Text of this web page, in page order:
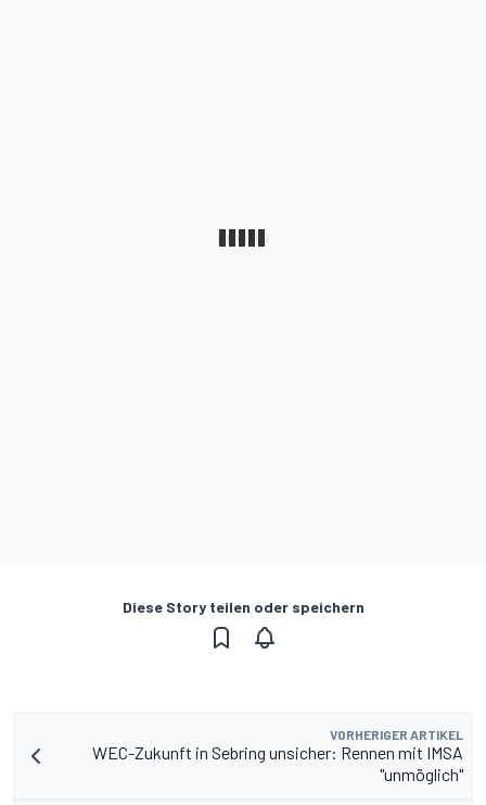
Diese Story teilen oder speichern
VORHERIGER ARTIKEL
WEC-Zukunft in Sebring unsicher: Rennen mit IMSA
"unmöglich"